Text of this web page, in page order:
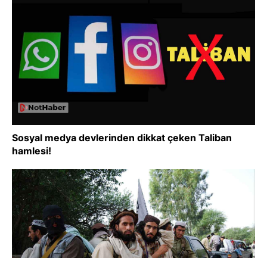
Sosyal medya devlerinden dikkat çeken Taliban
hamlesi!